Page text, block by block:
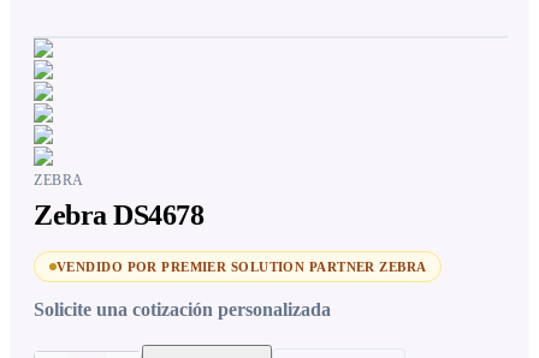
ZEBRA
Zebra DS4678
VENDIDO POR PREMIER SOLUTION PARTNER ZEBRA
Solicite una cotización personalizada